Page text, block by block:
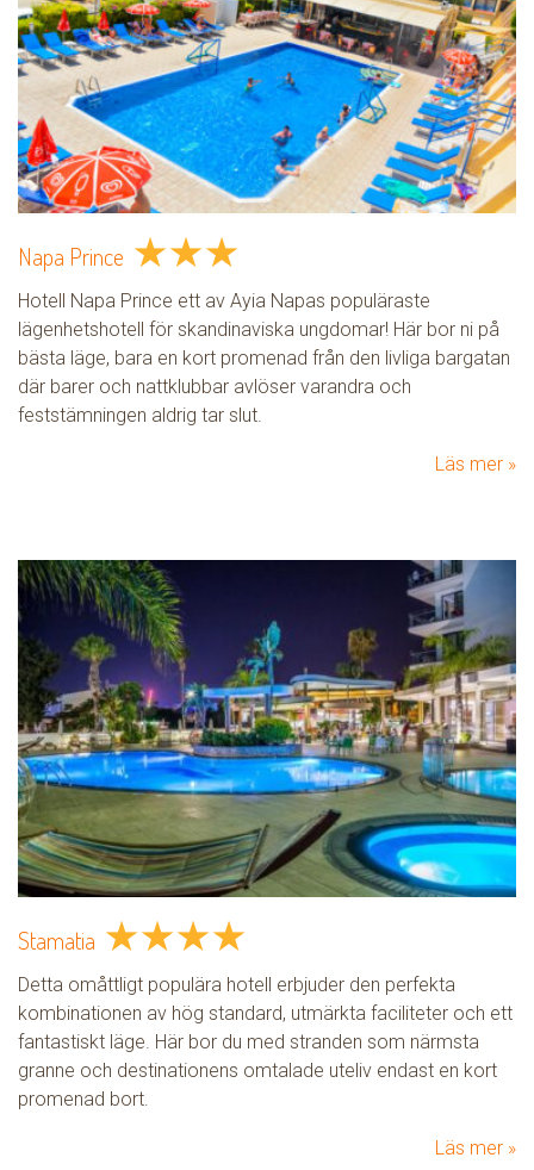
Napa Prince ★★★
Hotell Napa Prince ett av Ayia Napas populäraste
lägenhetshotell för skandinaviska ungdomar! Här bor ni på
bästa läge, bara en kort promenad från den livliga bargatan
där barer och nattklubbar avlöser varandra och
feststämningen aldrig tar slut.
Läs mer
Stamatia ★★★★
Detta omåttligt populära hotell erbjuder den perfekta
kombinationen av hög standard, utmärkta faciliteter och ett
fantastiskt läge. Här bor du med stranden som närmsta
granne och destinationens omtalade uteliv endast en kort
promenad bort.
Läs mer